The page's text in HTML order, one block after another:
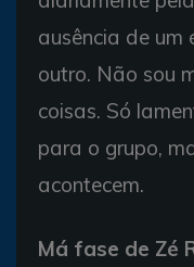
ausência de
outro. Não sou
coisas. Só
para o grupo,
acontecem.
Má fase de Zé